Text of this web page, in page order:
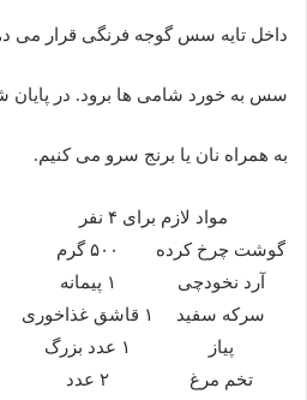
داخل تایه سس گوجه فرنگی قرار می
سس به خورد شامی ها برود. در پایان
به همراه نان یا برنج سرو می کنیم.
مواد لازم برای ۴ نفر
گوشت چرخ کرده
۵۰۰ گرم
آرد نخودچی
۱ پیمانه
سرکه سفید
۱ قاشق غذاخوری
پیاز
۱ عدد بزرگ
تخم مرغ
۲ عدد